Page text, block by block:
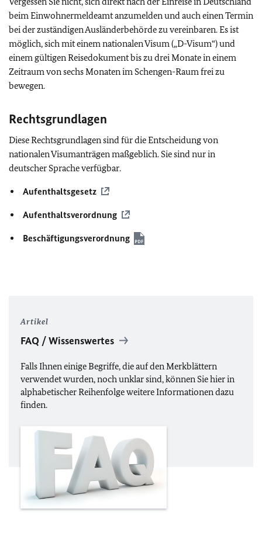
beim Einwohnermeldeamt anzumelden und auch einen Termin
bei der zuständigen Ausländerbehörde zu vereinbaren. Es ist
möglich, sich mit einem nationalen Visum („D-Visum“) und
einem gültigen Reisedokument bis zu drei Monate in einem
Zeitraum von sechs Monaten im Schengen-Raum frei zu
bewegen.
Rechtsgrundlagen
Diese Rechtsgrundlagen sind für die Entscheidung von
nationalen Visumanträgen maßgeblich. Sie sind nur in
deutscher Sprache verfügbar.
Aufenthaltsgesetz
Aufenthaltsverordnung
Beschäftigungsverordnung
Artikel
FAQ / Wissenswertes
Falls Ihnen einige Begriffe, die auf den Merkblättern
verwendet wurden, noch unklar sind, können Sie hier in
alphabetischer Reihenfolge weitere Informationen dazu
finden.